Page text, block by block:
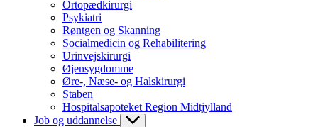
Ortopædkirurgi
Psykiatri
Røntgen og Skanning
Socialmedicin og Rehabilitering
Urinvejskirurgi
Øjensygdomme
Øre-, Næse- og Halskirurgi
Staben
Hospitalsapoteket Region Midtjylland
Job og uddannelse